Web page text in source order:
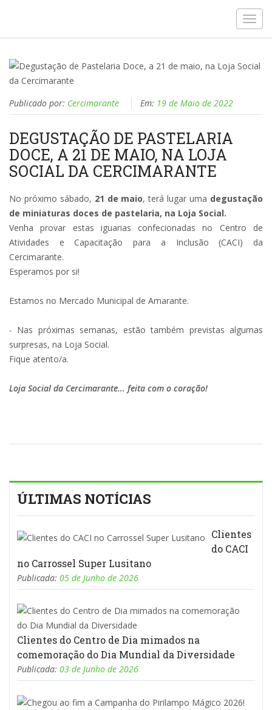
Publicado por: Cercimarante Em: 19 de Maio de 2022
DEGUSTAÇÃO DE PASTELARIA
DOCE, A 21 DE MAIO, NA LOJA
SOCIAL DA CERCIMARANTE
No próximo sábado, 21 de maio, terá lugar uma degustação
de miniaturas doces de pastelaria, na Loja Social.
Venha provar estas iguarias confecionadas no Centro de
Atividades e Capacitação para a Inclusão (CACI) da
Cercimarante.
Esperamos por si!
Estamos no Mercado Municipal de Amarante.
- Nas próximas semanas, estão também previstas algumas
surpresas, na Loja Social.
Fique atento/a.
Loja Social da Cercimarante... feita com o coração!
ÚLTIMAS NOTÍCIAS
Clientes
do CACI
no Carrossel Super Lusitano
Publicada: 05 de Junho de 2026
Clientes do Centro de Dia mimados na
comemoração do Dia Mundial da Diversidade
Publicada: 03 de Junho de 2026